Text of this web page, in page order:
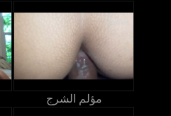
مؤلم الشرج